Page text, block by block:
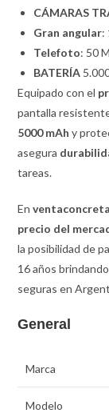
CÁMARAS
Gran angular:
Telefoto: 50
BATERÍA
Equipado con el
pantalla
5000 mAh y
asegura
tareas.
En
precio del
la posibilidad de
16 años
seguras en
General
Marca
Modelo